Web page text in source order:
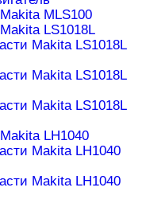
MLS100
LS1018L
Makita LS1018L
Makita LS1018L
Makita LS1018L
LH1040
Makita LH1040
Makita LH1040